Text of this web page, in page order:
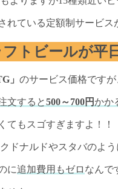
れている定額制サービ
フトビールが平
」 のサービス価格ですが
文すると500～700円かか
てもスゴすぎますよ！！
ドナルドやスタバのよ
に追加費用もゼロ なんで